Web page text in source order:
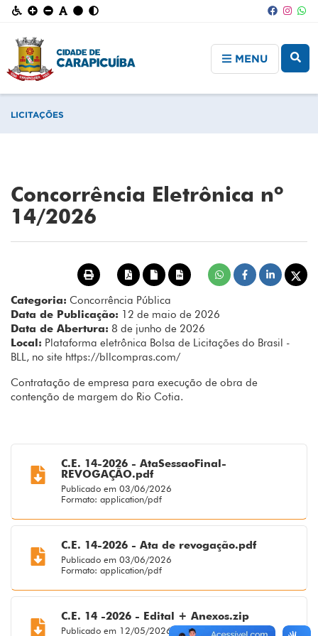
MENU
LICITAÇÕES
Concorrência Eletrônica nº
14/2026
Categoria: Concorrência Pública
Data de Publicação: 12 de maio de 2026
Data de Abertura: 8 de junho de 2026
Local: Plataforma eletrônica Bolsa de Licitações do Brasil -
BLL, no site https://bllcompras.com/
Contratação de empresa para execução de obra de
contenção de margem do Rio Cotia.
C.E. 14-2026 - AtaSessaoFinal-
REVOGAÇÃO.pdf
Publicado em 03/06/2026
Formato: application/pdf
C.E. 14-2026 - Ata de revogação.pdf
Publicado em 03/06/2026
Formato: application/pdf
C.E. 14 -2026 - Edital + Anexos.zip
Publicado em 12/05/2026